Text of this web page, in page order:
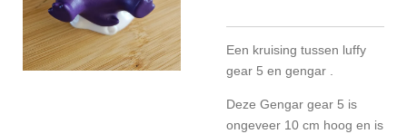
Een kruising tussen luffy
gear 5 en gengar .
Deze Gengar gear 5 is
ongeveer 10 cm hoog en is